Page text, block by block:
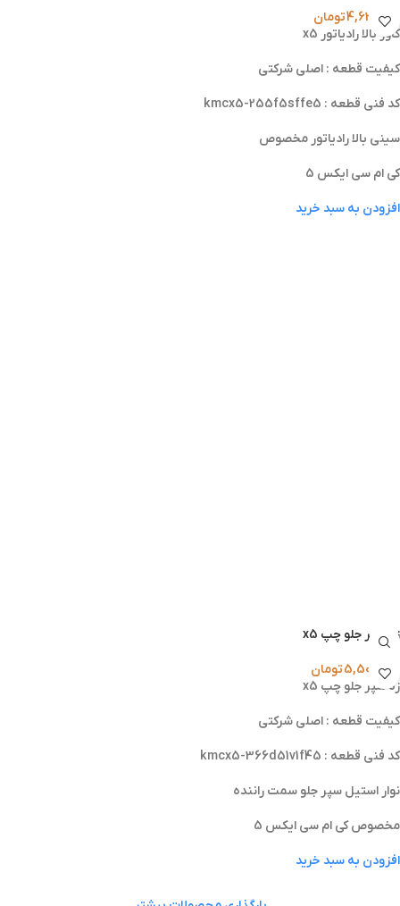
4,620,000تومان
کاور بالا رادیاتور x5
کیفیت قطعه : اصلی شرکتی
کد فنی قطعه : kmcx5-255f5sffe5
سینی بالا رادیاتور مخصوص
کی ام سی ایکس 5
افزودن به سبد خرید
زه سپر جلو چپ x5
5,500,000تومان
زه سپر جلو چپ x5
کیفیت قطعه : اصلی شرکتی
کد فنی قطعه : kmcx5-366d51v1f45
نوار استیل سپر جلو سمت راننده
مخصوص کی ام سی ایکس 5
افزودن به سبد خرید